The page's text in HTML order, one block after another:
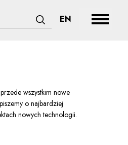
Zatwierdź wyszukiwanie
EN CHANGERozwiń
wszystkim nowe
o najbardziej
nowych technologii.